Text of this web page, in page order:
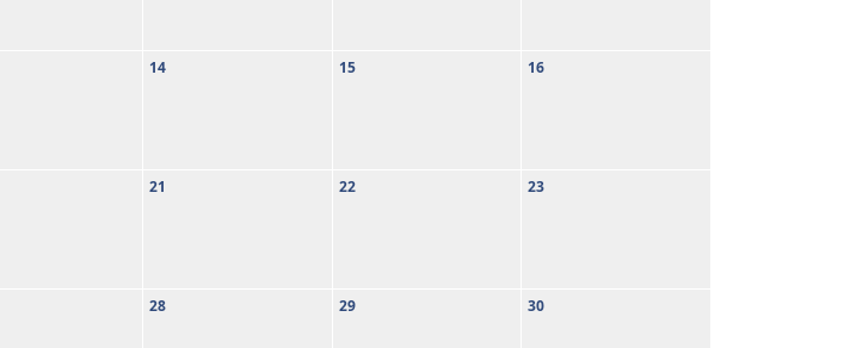
14 15 16
21 22 23
28 29 30